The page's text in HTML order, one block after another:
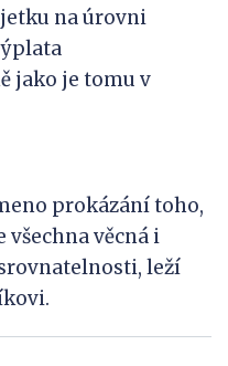
na úrovni
jako je tomu v
prokázání toho,
věcná i
leží